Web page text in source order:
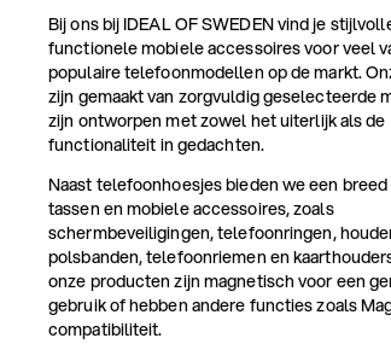
Bij ons bij IDEAL OF SWEDEN vind je
functionele mobiele accessoires voor veel
populaire telefoonmodellen op de markt.
zijn gemaakt van zorgvuldig geselecteerde
zijn ontworpen met zowel het uiterlijk als de
functionaliteit in gedachten.
Naast telefoonhoesjes bieden we een breed
tassen en mobiele accessoires, zoals
schermbeveiligingen, telefoonringen,
polsbanden, telefoonriemen en
onze producten zijn magnetisch voor een
gebruik of hebben andere functies zoals
compatibiliteit.